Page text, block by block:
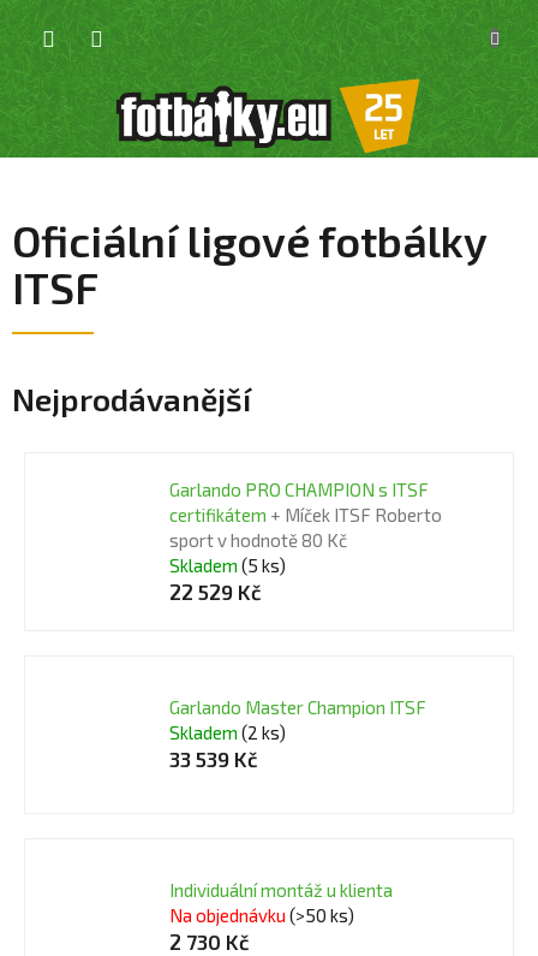
Přejít
obsah
KOŠÍK
Oficiální ligové fotbálky
ITSF
Nejprodávanější
Garlando PRO CHAMPION s ITSF
certifikátem + Míček ITSF Roberto
sport v hodnotě 80 Kč
Skladem (5 ks)
22 529 Kč
Garlando Master Champion ITSF
Skladem (2 ks)
33 539 Kč
Individuální montáž u klienta
Na objednávku (>50 ks)
2 730 Kč